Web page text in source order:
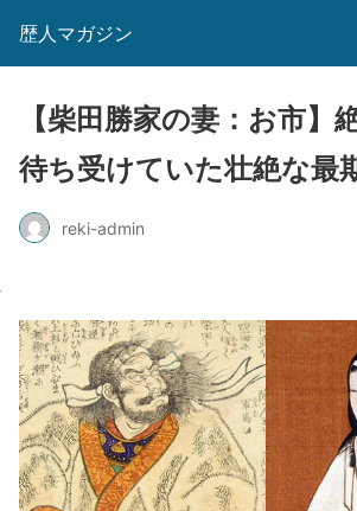
歴人マガジン
【柴田勝家の妻：お市】
待ち受けていた壮絶な最
reki-admin